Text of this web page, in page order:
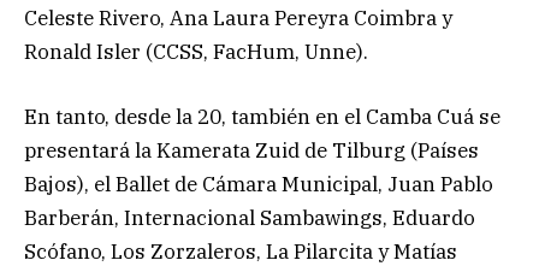
Celeste Rivero, Ana Laura Pereyra Coimbra y
Ronald Isler (CCSS, FacHum, Unne).
En tanto, desde la 20, también en el Camba Cuá se
presentará la Kamerata Zuid de Tilburg (Países
Bajos), el Ballet de Cámara Municipal, Juan Pablo
Barberán, Internacional Sambawings, Eduardo
Scófano, Los Zorzaleros, La Pilarcita y Matías